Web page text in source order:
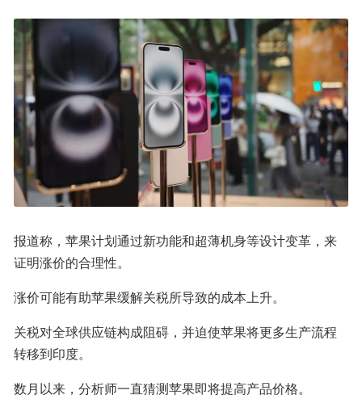
报道称，苹果计划通过新功能和超薄机身等设计变革，来
证明涨价的合理性。
涨价可能有助苹果缓解关税所导致的成本上升。
关税对全球供应链构成阻碍，并迫使苹果将更多生产流程
转移到印度。
数月以来，分析师一直猜测苹果即将提高产品价格。